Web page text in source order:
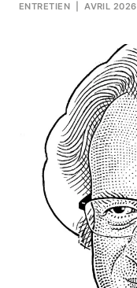
ENTRETIEN| AVRIL 2026